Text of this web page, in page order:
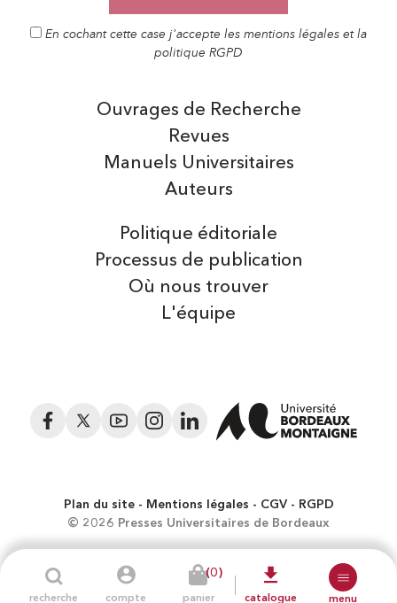
recherche compte
(0)
panier catalogue menu
En cochant cette case j'accepte les mentions légales et la
politique RGPD
Auteurs
Manuels Universitaires
Ouvrages de Recherche
Revues
Politique éditoriale
Processus de publication
Où nous trouver
L'équipe
Facebook
Twitter YouTubeInstagramLinkedIn
Plan du site Mentions légales CGV
RGPD
© 2026 Presses Universitaires de Bordeaux